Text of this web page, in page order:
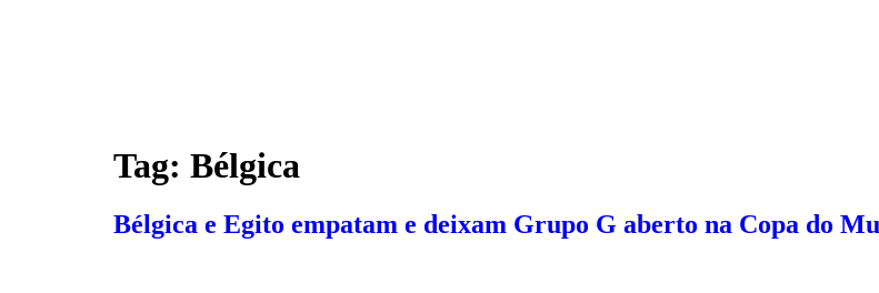
Tag: Bélgica
Bélgica e Egito empatam e deixam Grupo G aberto na Copa do